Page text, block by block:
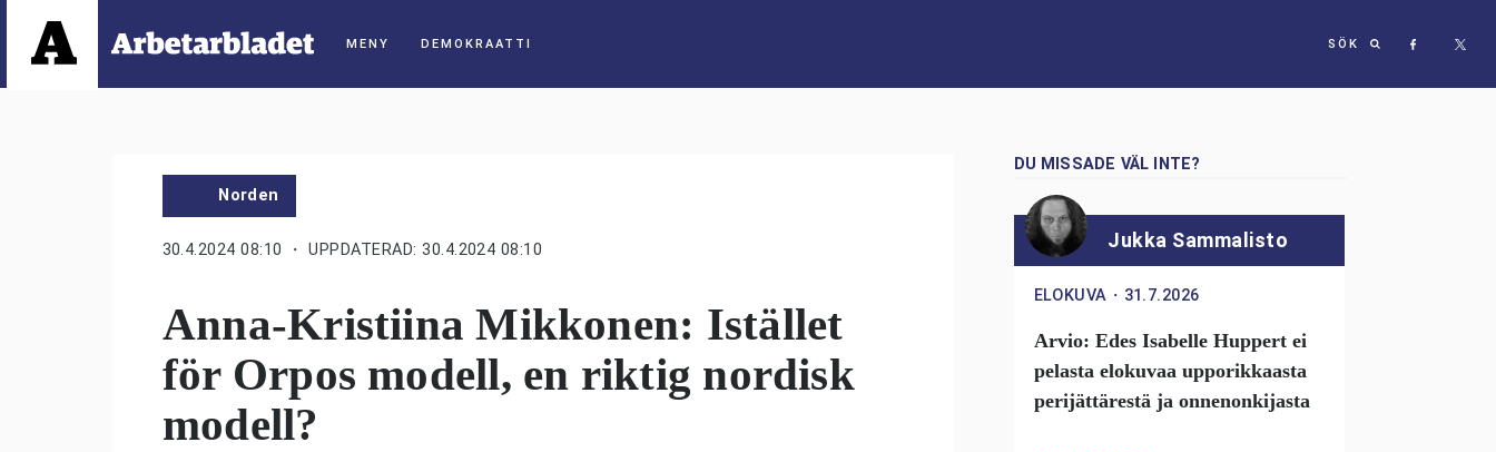
DEMOKRAATTI SÖK
Norden
30.4.2024 08:10 ・ UPPDATERAD: 30.4.2024 08:10
Anna-Kristiina Mikkonen: Istället
för Orpos modell, en riktig nordisk
modell?
DU MISSADE VÄL INTE?
Jukka Sammalisto
ELOKUVA ・ 31.7.2026
Arvio: Edes Isabelle Huppert ei
pelasta elokuvaa upporikkaasta
perijättärestä ja onnenonkijasta